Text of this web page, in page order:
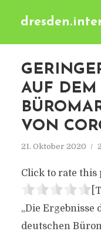
AUF DEM
VON
21. Oktober 2020
Click to rate this
„Die Ergebnisse
deutschen